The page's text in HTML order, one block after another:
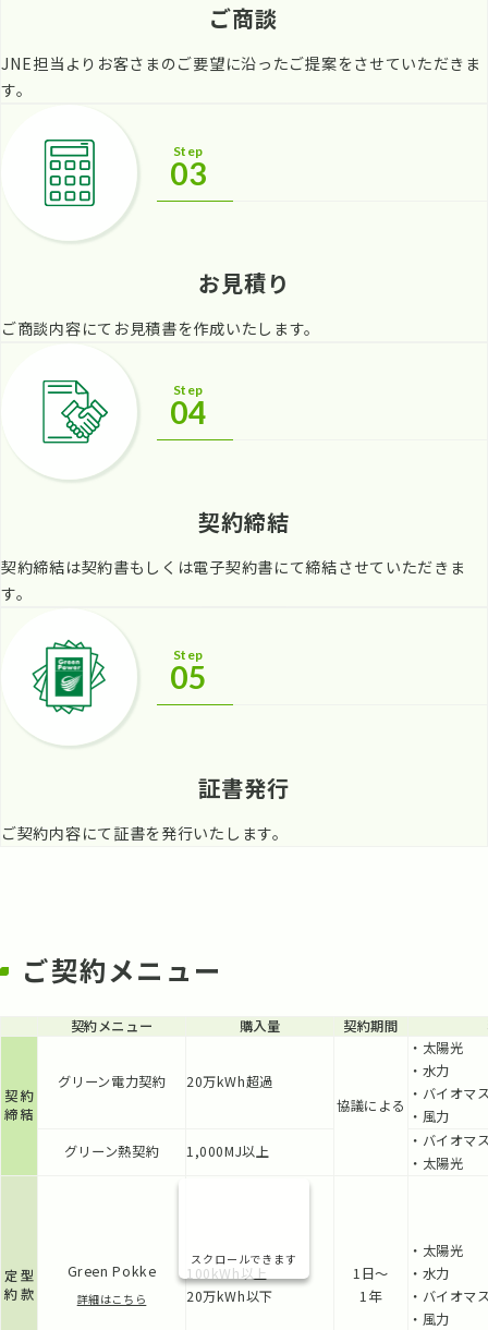
ご商談
JNE担当よりお客さまのご要望に沿ったご提案をさせていただきま
す。
Step
03
お見積り
ご商談内容にてお見積書を作成いたします。
Step
04
契約締結
契約締結は契約書もしくは電子契約書にて締結させていただきま
す。
Step
05
証書発行
ご契約内容にて証書を発行いたします。
ご契約メニュー
契約メニュー 購入量 契約期間
契約
締結
グリーン電力契約
20万kWh超過
協議による
・太陽光
・水力
・バイオマ
・風力
グリーン熱契約
1,000MJ以上
・バイオマ
・太陽光
定型
約款
Green Pokke
詳細はこちら
100kWh以上
20万kWh以下
1日〜
1年
・太陽光
・水力
・バイオマ
・風力
スクロールできます